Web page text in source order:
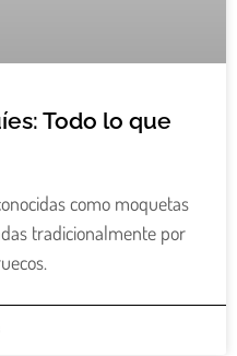
Todo lo que
como moquetas
tradicionalmente por